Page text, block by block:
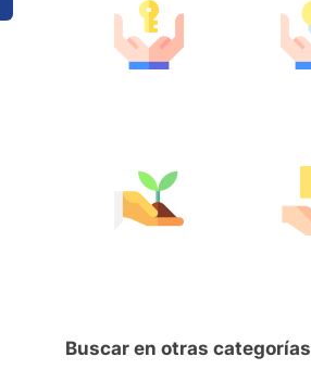
Buscar en otras categorías